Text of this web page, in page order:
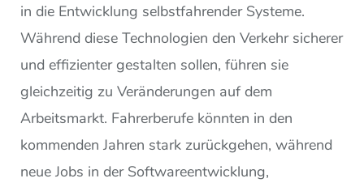
in die Entwicklung selbstfahrender Systeme.
Während diese Technologien den Verkehr sicherer
und effizienter gestalten sollen, führen sie
gleichzeitig zu Veränderungen auf dem
Arbeitsmarkt. Fahrerberufe könnten in den
kommenden Jahren stark zurückgehen, während
neue Jobs in der Softwareentwicklung,